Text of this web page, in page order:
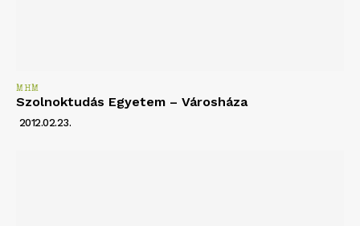
MHM
Szolnoktudás Egyetem – Városháza
2012.02.23.